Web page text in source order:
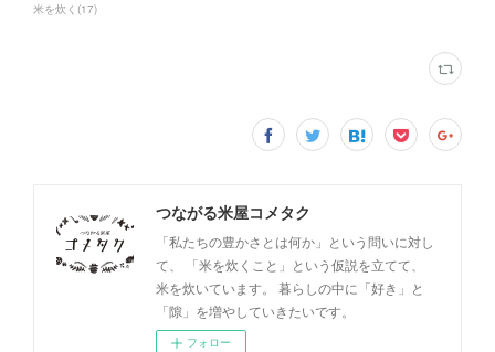
米を炊く (17)
つながる米屋コメタク
「私たちの豊かさとは何か」という問いに対し
て、 「米を炊くこと」という仮説を立てて、
米を炊いています。 暮らしの中に「好き」と
「隙」を増やしていきたいです。
フォロー